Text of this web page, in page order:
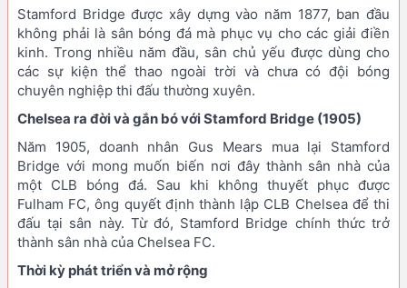
Stamford Bridge được xây dựng vào năm 1877, ban đầu
không phải là sân bóng đá mà phục vụ cho các giải điền
kinh. Trong nhiều năm đầu, sân chủ yếu được dùng cho
các sự kiện thể thao ngoài trời và chưa có đội bóng
chuyên nghiệp thi đấu thường xuyên.
Chelsea ra đời và gắn bó với Stamford Bridge (1905)
Năm 1905, doanh nhân Gus Mears mua lại Stamford
Bridge với mong muốn biến nơi đây thành sân nhà của
một CLB bóng đá. Sau khi không thuyết phục được
Fulham FC, ông quyết định thành lập CLB Chelsea để thi
đấu tại sân này. Từ đó, Stamford Bridge chính thức trở
thành sân nhà của Chelsea FC.
Thời kỳ phát triển và mở rộng